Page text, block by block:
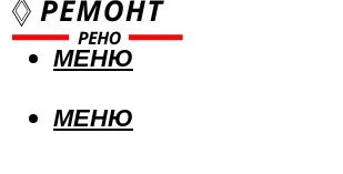
МЕНЮ
МЕНЮ